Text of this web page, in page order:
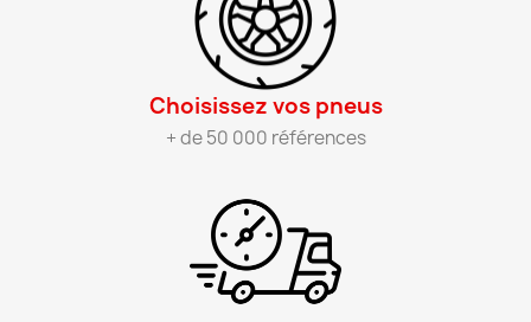
Choisissez vos pneus​
+ de 50 000 références